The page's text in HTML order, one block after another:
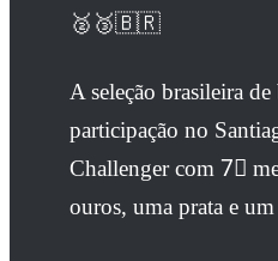
🥈🥉🇧🇷
A seleção brasileira
participação no
Challenger com 7⃣
ouros, uma prata e